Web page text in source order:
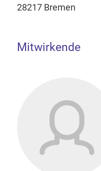
28217 Bremen
Mitwirkende